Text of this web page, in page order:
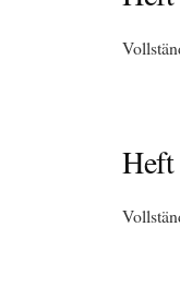
Heft